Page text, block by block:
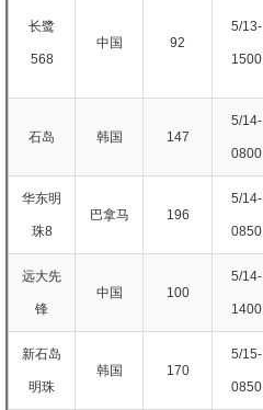
长鹭
568
中国 92
5/13-
1500
石岛 韩国 147
5/14-
0800
华东明
珠8
巴拿马 196
5/14-
0850
远大先
锋
中国 100
5/14-
1400
新石岛
明珠
韩国 170
5/15-
0850